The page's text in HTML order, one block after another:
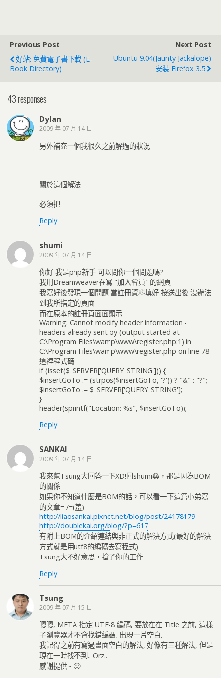
Previous Post
好站: 免費電子書下載 (E-
Book Directory)
Next Post
Ubuntu 9.04(Jaunty Jackalope)
安裝 Firefox 3.5
43 responses
Dylan
2009 年 07 月 14 日
另外補充一個我很久之前解過的狀況
關於這個解法
必須把
Reply
shumi
2009 年 07 月 14 日
你好 我是php新手 可以問你一個問題嗎?
我用Dreamweaver在寫 "加入會員" 的網頁
我寫好後發現一個問題 當註冊資料填好 按送出後 沒辦法
到我所指定的頁面
而在原本的註冊頁面面顯示
Warning: Cannot modify header information -
headers already sent by (output started at
C:\Program Files\wamp\www\register.php:1) in
C:\Program Files\wamp\www\register.php on line 78
這裡程式碼
if (isset($_SERVER['QUERY_STRING'])) {
$insertGoTo .= (strpos($insertGoTo, '?')) ? "&" : "?";
$insertGoTo .= $_SERVER['QUERY_STRING'];
}
header(sprintf("Location: %s", $insertGoTo));
Reply
SANKAI
2009 年 07 月 14 日
我來幫Tsung大回答一下XD!回shumi桑，那是因為BOM
的關係
如果你不知道什麼是BOM的話，可以看一下這篇小弟寫
的文章= /=(羞)
http://liaosankai.pixnet.net/blog/post/24178179
http://doublekai.org/blog/?p=617
有附上BOM的介紹連結與非正式的解決方式(最好的解決
方式就是用utf8的編碼去寫程式)
Tsung大不好意思，搶了你的工作
Reply
Tsung
2009 年 07 月 15 日
嗯嗯, META 指定 UTF-8 編碼, 要放在在 Title 之前, 這樣
子瀏覽器才不會找錯編碼, 出現一片空白.
我記得之前有寫過畫面空白的解法, 好像有三種解法, 但是
現在一時找不到.. Orz..
感謝提供~ 🙂